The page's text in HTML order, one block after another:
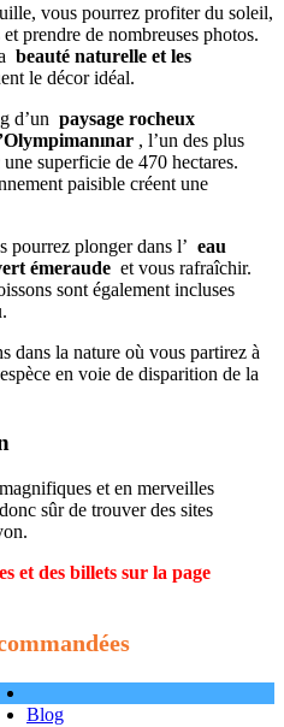
vous pourrez profiter du soleil,
prendre de nombreuses photos.
beauté naturelle et les
le décor idéal.
d’un paysage rocheux
, l’un des plus
superficie de 470 hectares.
paisible créent une
pourrez plonger dans l’ eau
émeraude et vous rafraîchir.
sont également incluses
dans la nature où vous partirez à
en voie de disparition de la
et en merveilles
sûr de trouver des sites
et des billets sur la page
Blog